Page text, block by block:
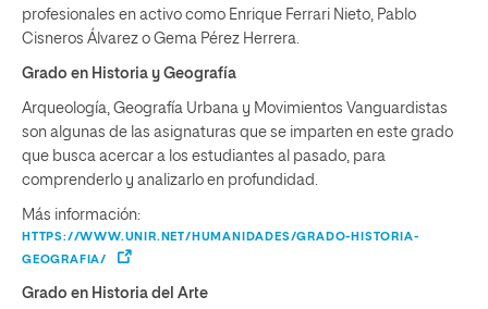
profesionales en activo como Enrique Ferrari Nieto , Pablo
Cisneros Álvarez o Gema Pérez Herrera.
Grado en Historia y Geografía
Arqueología, Geografía Urbana y Movimientos Vanguardistas
son algunas de las asignaturas que se imparten en este grado
que busca acercar a los estudiantes al pasado, para
comprenderlo y analizarlo en profundidad.
Más información:
HTTPS://WWW.UNIR.NET/HUMANIDADES/GRADO-HISTORIA-
GEOGRAFIA/
Grado en Historia del Arte